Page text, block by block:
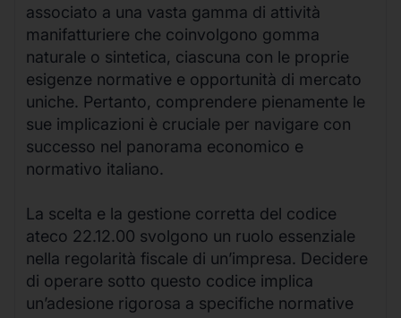
associato a una vasta gamma di attività
manifatturiere che coinvolgono gomma
naturale o sintetica, ciascuna con le proprie
esigenze normative e opportunità di mercato
uniche. Pertanto, comprendere pienamente le
sue implicazioni è cruciale per navigare con
successo nel panorama economico e
normativo italiano.
La scelta e la gestione corretta del codice
ateco 22.12.00 svolgono un ruolo essenziale
nella regolarità fiscale di un’impresa. Decidere
di operare sotto questo codice implica
un’adesione rigorosa a specifiche normative